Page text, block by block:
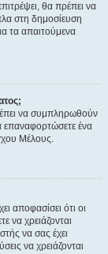
θα πρέπει να
στη δημοσίευση
τα απαιτούμενα
να συμπληρωθούν
επαναφορτώσετε ένα
Μέλους.
αποφασίσει ότι οι
να χρειάζονται
να σας έχει
να χρειάζονται